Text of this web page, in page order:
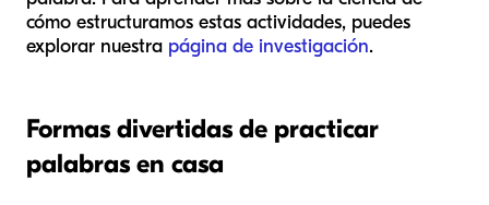
cómo estructuramos estas actividades, puedes
explorar nuestra página de investigación.
Formas divertidas de practicar
palabras en casa